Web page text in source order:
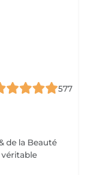
577
de la Beauté